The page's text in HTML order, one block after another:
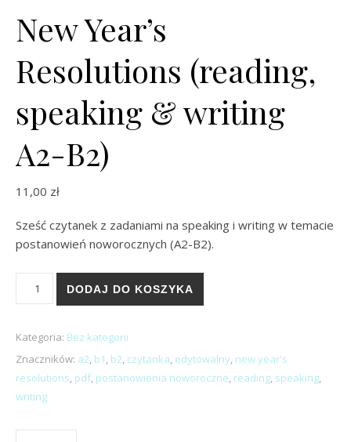
New Year’s
Resolutions (reading,
speaking & writing
A2-B2)
11,00 zł
Sześć czytanek z zadaniami na speaking i writing w temacie
postanowień noworocznych (A2-B2).
ilość New Year's Resolutions (reading, speaking & writing A2-
DODAJ DO KOSZYKA
Kategoria: Bez kategorii
Znaczników: a2, b1, b2, czytanka, edytowalny, new year's
resolutions, pdf, postanowienia noworoczne, reading, speaking,
writing